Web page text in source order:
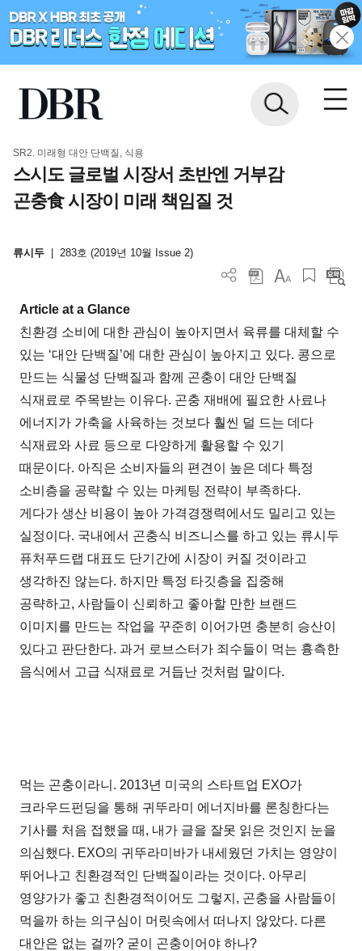
SR2. 미래형 대안 단백질, 식용
스시도 글로벌 시장서 초반엔 거부감
곤충食 시장이 미래 책임질 것
류시두 283호 (2019년 10월 Issue 2)
Article at a Glance
친환경 소비에 대한 관심이 높아지면서 육류를 대체할 수
있는 ‘대안 단백질’에 대한 관심이 높아지고 있다. 콩으로
만드는 식물성 단백질과 함께 곤충이 대안 단백질
식재료로 주목받는 이유다. 곤충 재배에 필요한 사료나
에너지가 가축을 사육하는 것보다 훨씬 덜 드는 데다
식재료와 사료 등으로 다양하게 활용할 수 있기
때문이다. 아직은 소비자들의 편견이 높은 데다 특정
소비층을 공략할 수 있는 마케팅 전략이 부족하다.
게다가 생산 비용이 높아 가격경쟁력에서도 밀리고 있는
실정이다. 국내에서 곤충식 비즈니스를 하고 있는 류시두
퓨처푸드랩 대표도 단기간에 시장이 커질 것이라고
생각하진 않는다. 하지만 특정 타깃층을 집중해
공략하고, 사람들이 신뢰하고 좋아할 만한 브랜드
이미지를 만드는 작업을 꾸준히 이어가면 충분히 승산이
있다고 판단한다. 과거 로브스터가 죄수들이 먹는 흉측한
음식에서 고급 식재료로 거듭난 것처럼 말이다.
먹는 곤충이라니. 2013년 미국의 스타트업 EXO가
크라우드펀딩을 통해 귀뚜라미 에너지바를 론칭한다는
기사를 처음 접했을 때, 내가 글을 잘못 읽은 것인지 눈을
의심했다. EXO의 귀뚜라미바가 내세웠던 가치는 영양이
뛰어나고 친환경적인 단백질이라는 것이다. 아무리
영양가가 좋고 친환경적이어도 그렇지, 곤충을 사람들이
먹을까 하는 의구심이 머릿속에서 떠나지 않았다. 다른
대안은 없는 걸까? 굳이 곤충이어야 하나?